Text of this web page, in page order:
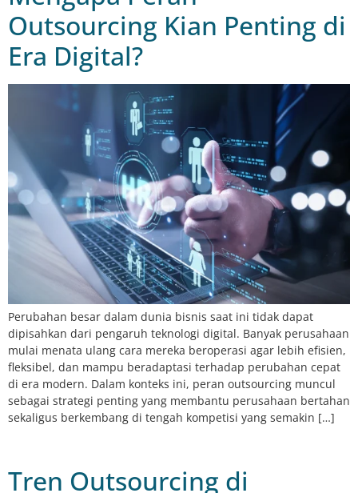
Outsourcing Kian Penting di
Era Digital?
Perubahan besar dalam dunia bisnis saat ini tidak dapat
dipisahkan dari pengaruh teknologi digital. Banyak perusahaan
mulai menata ulang cara mereka beroperasi agar lebih efisien,
fleksibel, dan mampu beradaptasi terhadap perubahan cepat
di era modern. Dalam konteks ini, peran outsourcing muncul
sebagai strategi penting yang membantu perusahaan bertahan
sekaligus berkembang di tengah kompetisi yang semakin […]
Tren Outsourcing di